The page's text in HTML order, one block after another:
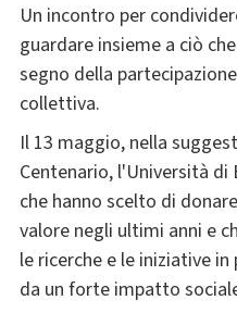
Un incontro per
guardare insieme a ciò
segno della
collettiva.
Il 13 maggio, nella
Centenario, l'Università
che hanno scelto di
valore negli ultimi anni e
le ricerche e le iniziative
da un forte impatto